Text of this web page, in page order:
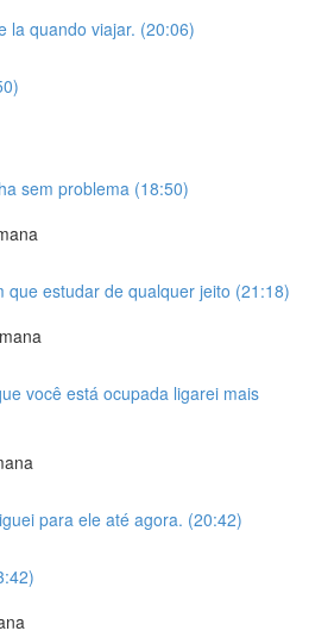
la quando viajar. (20:06)
sem problema (18:50)
que estudar de qualquer jeito (21:18)
você está ocupada ligarei mais
para ele até agora. (20:42)